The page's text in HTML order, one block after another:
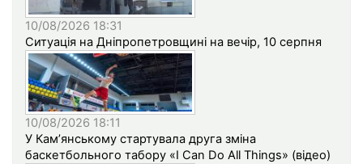
10/08/2026 18:31
Ситуація на Дніпропетровщині на вечір, 10 серпня
10/08/2026 18:11
У Кам’янському стартувала друга зміна
баскетбольного табору «I Can Do All Things» (відео)